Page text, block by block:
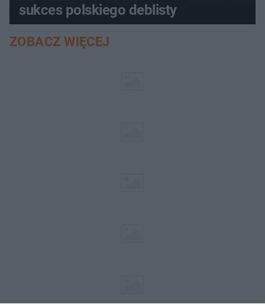
sukces polskiego deblisty
ZOBACZ WIĘCEJ